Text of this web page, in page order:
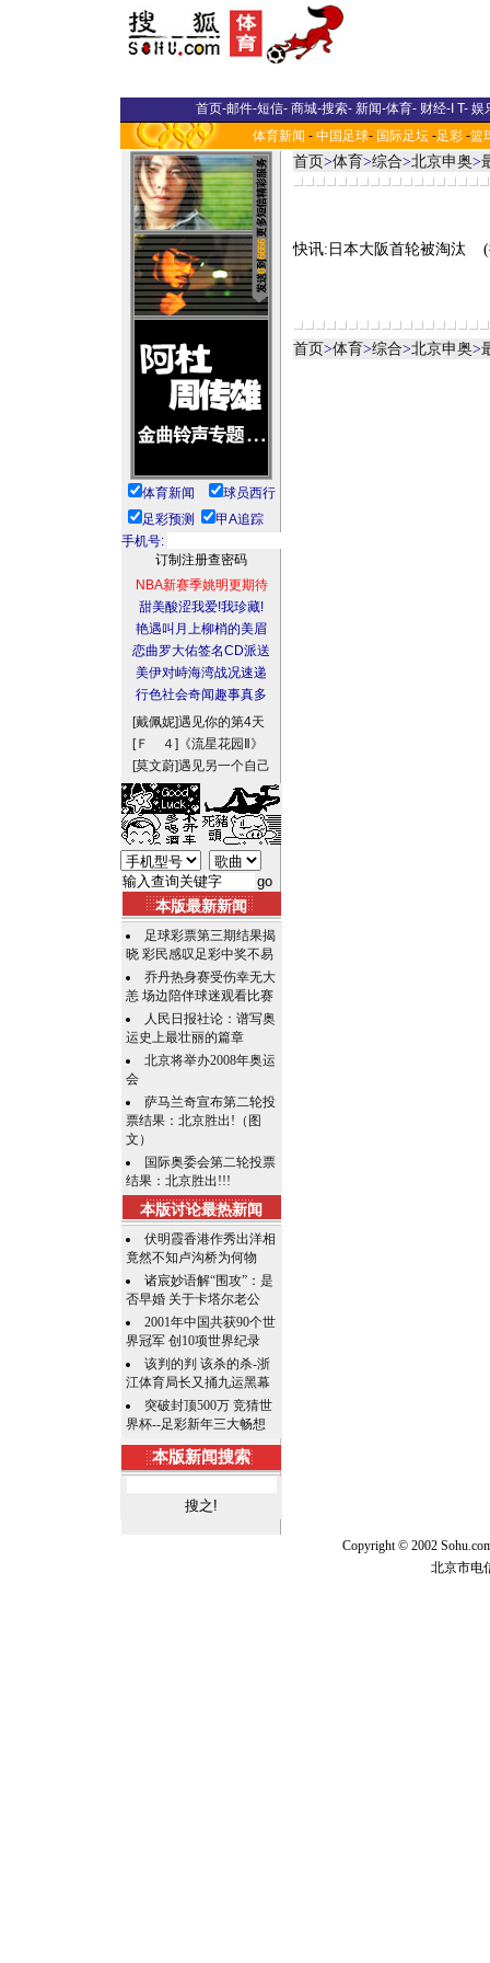
首页-邮件-短信- 商城-搜索- 新闻-体育- 财经-I T- 娱
体育新闻 - 中国足球- 国际足坛 -足彩 -篮
体育新闻
球员西行
足彩预测
甲A追踪
手机号:
NBA新赛季姚明更期待
甜美酸涩我爱!我珍藏!
艳遇叫月上柳梢的美眉
恋曲罗大佑签名CD派送
美伊对峙海湾战况速递
行色社会奇闻趣事真多
[戴佩妮]遇见你的第4天
[Ｆ ４] 《流星花园Ⅱ》
[莫文蔚]遇见另一个自己
本版最新新闻
足球彩票第三期结果揭
晓 彩民感叹足彩中奖不易
乔丹热身赛受伤幸无大
恙 场边陪伴球迷观看比赛
人民日报社论：谱写奥
运史上最壮丽的篇章
北京将举办2008年奥运
会
萨马兰奇宣布第二轮投
票结果：北京胜出!（图
文）
国际奥委会第二轮投票
结果：北京胜出!!!
本版讨论最热新闻
伏明霞香港作秀出洋相
竟然不知卢沟桥为何物
诸宸妙语解“围攻”：是
否早婚 关于卡塔尔老公
2001年中国共获90个世
界冠军 创10项世界纪录
该判的判 该杀的杀-浙
江体育局长又捅九运黑幕
突破封顶500万 竞猜世
界杯--足彩新年三大畅想
本版新闻搜索
首页>体育>综合>北京申奥>
快讯:日本大阪首轮被淘汰 (
首页>体育>综合>北京申奥>
Copyright © 2002
北京市电